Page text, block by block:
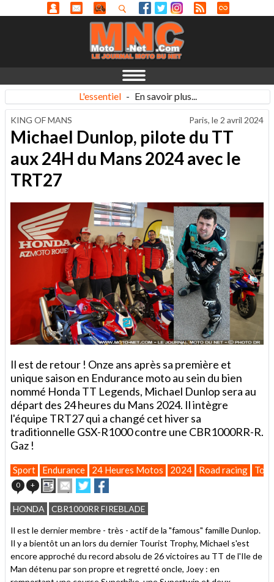
L'essentiel - En savoir plus...
KING OF MANS Paris, le 2 avril 2024
Michael Dunlop, pilote du TT
aux 24H du Mans 2024 avec le
TRT27
Il est de retour ! Onze ans après sa première et
unique saison en Endurance moto au sein du bien
nommé Honda TT Legends, Michael Dunlop sera au
départ des 24 heures du Mans 2024. Il intègre
l'équipe TRT27 qui a changé cet hiver sa
traditionnelle GSX-R1000 contre une CBR1000RR-R.
Gaz !
Sport Endurance 24 Heures Motos 2024 Road racing
0 + ImprimerEnvoyer
cet
article
à
un
ami
Partager
sur
Twitter
sur
Facebook
HONDA CBR1000RR FIREBLADE
Il est le dernier membre - très - actif de la "famous" famille Dunlop.
Il y a bientôt un an lors du dernier Tourist Trophy, Michael s'est
encore approché du record absolu de 26 victoires au TT de l'Ile de
Man détenu par son propre et regretté oncle, Joey : en